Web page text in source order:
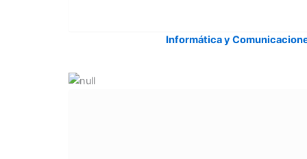
Informática y